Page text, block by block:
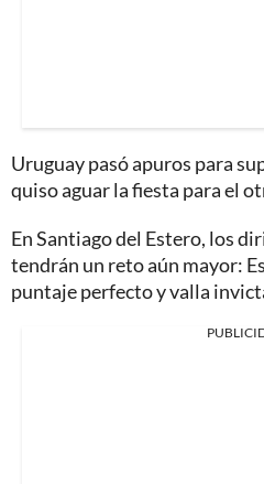
Uruguay pasó apuros para
quiso aguar la fiesta para el
En Santiago del Estero, los
tendrán un reto aún mayor:
puntaje perfecto y valla